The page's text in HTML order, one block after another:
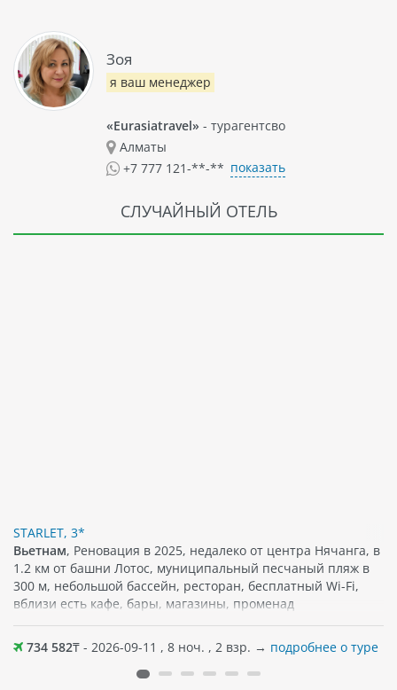
Зоя
я ваш менеджер
«Eurasiatravel» - турагентсво
Алматы
+7 777 121-**-** показать
СЛУЧАЙНЫЙ ОТЕЛЬ
STARLET, 3*
Вьетнам, Реновация в 2025, недалеко от центра Нячанга, в
1.2 км от башни Лотос, муниципальный песчаный пляж в
300 м, небольшой бассейн, ресторан, бесплатный Wi-Fi,
вблизи есть кафе, бары, магазины, променад
734 582₸ - 2026-09-11 , 8 ноч. , 2 взр. → подробнее о туре